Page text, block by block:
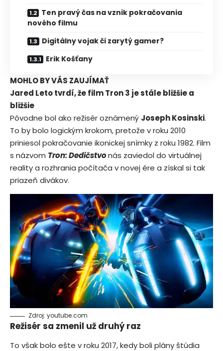
Ten pravý čas na vznik pokračovania
nového filmu
Digitálny vojak či zarytý gamer?
Erik Košťany
MOHLO BY VÁS ZAUJÍMAŤ
Jared Leto tvrdí, že film Tron 3 je stále bližšie a
bližšie
Pôvodne bol ako režisér oznámený Joseph Kosinski.
To by bolo logickým krokom, pretože v roku 2010
priniesol pokračovanie ikonickej snímky z roku 1982. Film
s názvom Tron: Dedičstvonás zaviedol do virtuálnej
reality a rozhrania počítača v novej ére a získal si tak
priazeň divákov.
Zdroj: youtube.com
Režisér sa zmenil už druhý raz
To však bolo ešte v roku 2017, kedy boli plány štúdia